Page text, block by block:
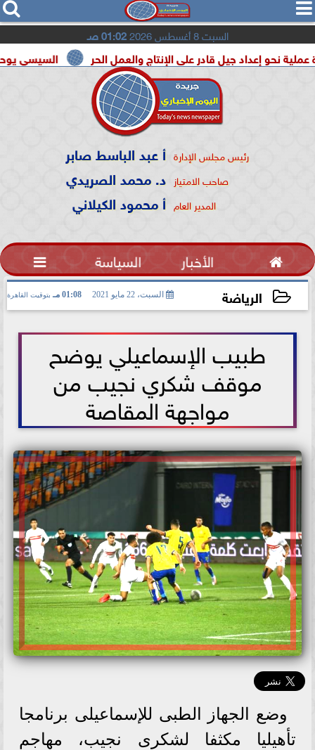
  
السبت 8 أغسطس 2026 01:02 صـ
السيسي يوحد السودان جيل قادر على الإنتاج والعمل الحر
رئيس مجلس الإدارة أ عبد الباسط صابر
صاحب الامتياز د. محمد الصريدي
المدير العام أ محمود الكيلاني
 الأخبار السياسة 
الرياضة السبت، 22 مايو 2021 01:08 مـ بتوقيت القاهرة
طبيب الإسماعيلي يوضح
موقف شكري نجيب من
مواجهة المقاصة
وضع الجهاز الطبى للإسماعيلى برنامجا
تأهيليا مكثفا لشكرى نجيب، مهاجم